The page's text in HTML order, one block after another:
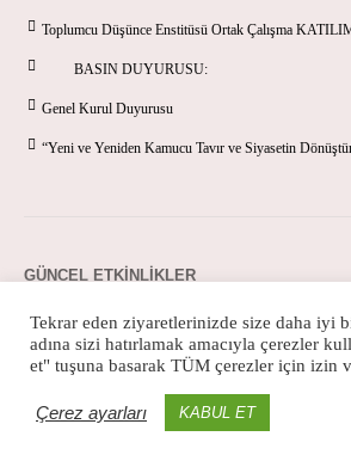
Toplumcu Düşünce Enstitüsü Ortak Çalışma
BASIN DUYURUSU:
Genel Kurul Duyurusu
“Yeni ve Yeniden Kamucu Tavır ve Siyasetin
GÜNCEL ETKINLIKLER
Tekrar eden ziyaretlerinizde size daha iyi
adına sizi hatırlamak amacıyla çerezler
et" tuşuna basarak TÜM çerezler için izin
Çerez ayarları KABUL ET